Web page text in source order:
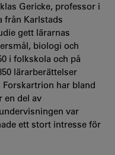
Gericke, professor i
från Karlstads
gett lärarnas
biologi och
i folkskola och på
lärarberättelser
har bland
en del av
var
ett stort intresse för